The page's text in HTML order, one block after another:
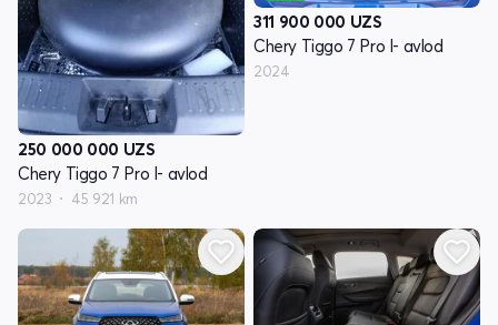
250 000 000 UZS
Chery Tiggo 7 Pro I- avlod
2023 45 921 km
311 900 000 UZS
Chery Tiggo 7 Pro I- avlod
2024